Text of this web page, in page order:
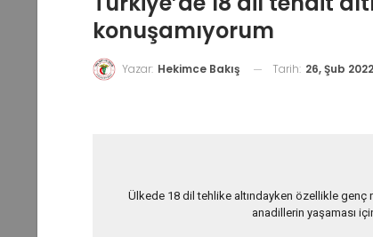
konuşamıyorum
Yazar: Hekimce Bakış Tarih: 26, Şub 2022
Ülkede 18 dil tehlike altındayken özellikle genç
anadillerin yaşaması